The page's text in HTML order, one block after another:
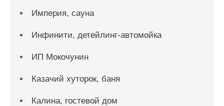
Империя, сауна
Инфинити, детейлинг-автомойка
ИП Мокочунин
Казачий хуторок, баня
Калина, гостевой дом